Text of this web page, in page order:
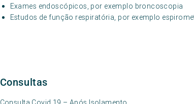
Exames endoscópicos, por exemplo broncoscopia
Estudos de função respiratória, por exemplo
Consultas